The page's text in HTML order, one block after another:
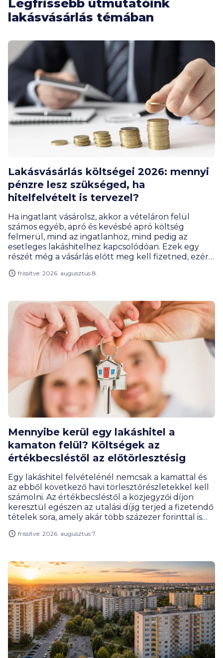
Legfrissebb útmutatóink
lakásvásárlás témában
Lakásvásárlás költségei 2026: mennyi
pénzre lesz szükséged, ha
hitelfelvételt is tervezel?
Ha ingatlant vásárolsz, akkor a vételáron felül
számos egyéb, apró és kevésbé apró költség
felmerül, mind az ingatlanhoz, mind pedig az
esetleges lakáshitelhez kapcsolódóan. Ezek egy
részét még a vásárlás előtt meg kell fizetned, ezért
rendelkezésedre álló kerettel.
frissítve: 2026. augusztus 8.
Mennyibe kerül egy lakáshitel a
kamaton felül? Költségek az
értékbecsléstől az előtörlesztésig
Egy lakáshitel felvételénél nemcsak a kamattal és
az ebből következő havi törlesztőrészletekkel kell
számolni. Az értékbecsléstől a közjegyzői díjon
keresztül egészen az utalási díjig terjed a fizetendő
tételek sora, amely akár több százezer forinttal is
díjakra érdemes előre felkészülnöd, és melyeket
frissítve: 2026. augusztus 7.